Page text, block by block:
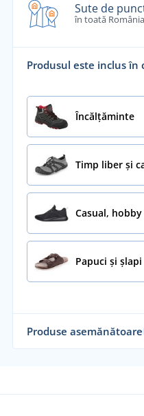
Sute de
în toată România
Produsul este inclus în
Încălţăminte
Timp liber și
Casual,
Papuci și șlapi
Produse asemănătoare